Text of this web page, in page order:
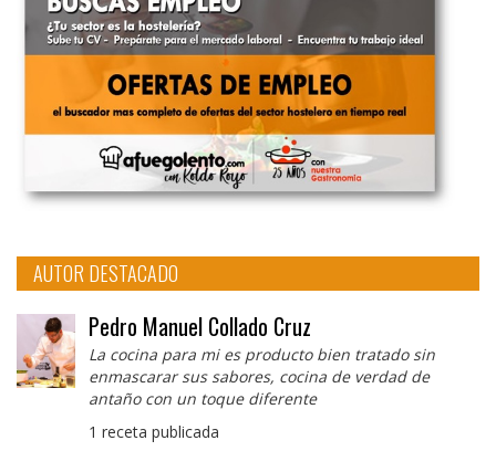
AUTOR DESTACADO
Pedro Manuel Collado Cruz
La cocina para mi es producto bien tratado sin
enmascarar sus sabores, cocina de verdad de
antaño con un toque diferente
1 receta publicada